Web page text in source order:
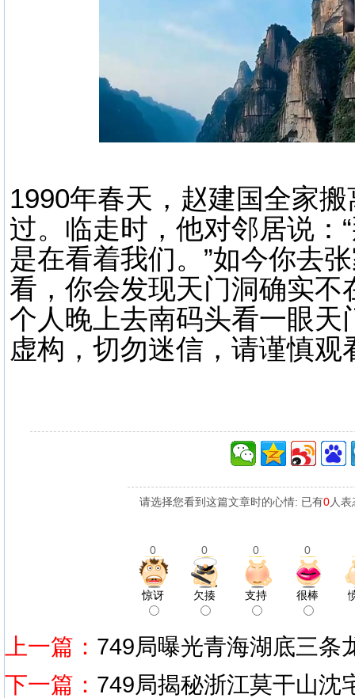
1990年春天，赵建国全家
过。临走时，他对邻居说：
是在看着我们。”如今你去
看，你会发现天门洞确实
个人晚上去南码头看一眼
虚构，切勿迷信，请谨慎观
请选择您看到这篇文章时的心情: 已有0人
0 0 0 0
惊讶 欠揍 支持 很棒
上一篇： 749局曝光青海湖底三条
下一篇： 749局揭秘浙江莫干山沈